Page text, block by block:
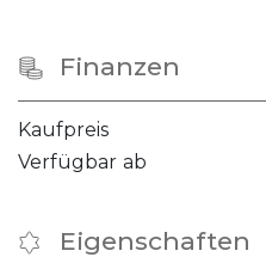
Finanzen
Kaufpreis
Verfügbar ab
Eigenschaften